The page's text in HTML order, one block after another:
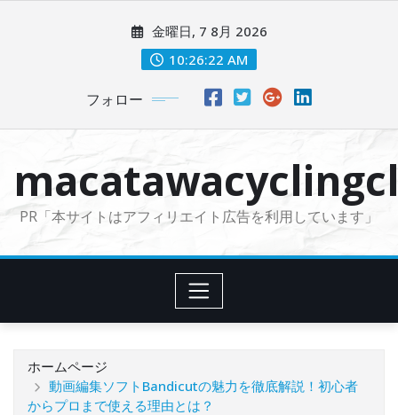
に
金曜日, 7 8月 2026
10:26:23 AM
フォロー
PR「本サイトはアフィリエイト広告を利用しています」
ホームページ
動画編集ソフトBandicutの魅力を徹底解説！初心者
からプロまで使える理由とは？